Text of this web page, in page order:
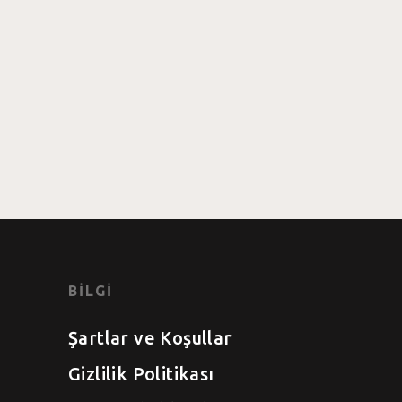
BILGI
Şartlar ve Koşullar
Gizlilik Politikası